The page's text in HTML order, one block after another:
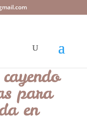
para
en